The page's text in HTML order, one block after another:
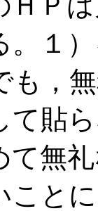
。１
も，
て貼
て無
こと